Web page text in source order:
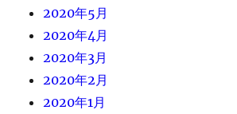
2020年5月
2020年4月
2020年3月
2020年2月
2020年1月